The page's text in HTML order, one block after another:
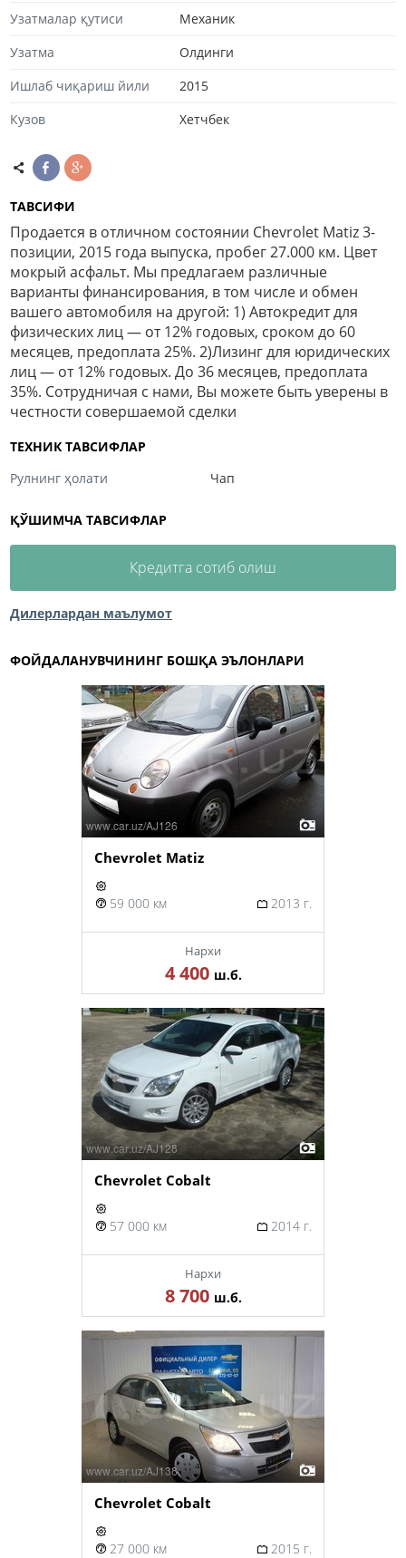
Узатмалар қутиси
Механик
Узатма
Олдинги
Ишлаб чиқариш йили
2015
Кузов
Хетчбек
ТАВСИФИ
Продается в отличном состоянии Chevrolet Matiz 3-
позиции, 2015 года выпуска, пробег 27.000 км. Цвет
мокрый асфальт. Мы предлагаем различные
варианты финансирования, в том числе и обмен
вашего автомобиля на другой: 1) Автокредит для
физических лиц — от 12% годовых, сроком до 60
месяцев, предоплата 25%. 2)Лизинг для юридических
лиц — от 12% годовых. До 36 месяцев, предоплата
35%. Сотрудничая с нами, Вы можете быть уверены в
честности совершаемой сделки
ТЕХНИК ТАВСИФЛАР
Рулнинг ҳолати
Чап
ҚЎШИМЧА ТАВСИФЛАР
Кредитга сотиб олиш
Дилерлардан маълумот
ФОЙДАЛАНУВЧИНИНГ БОШҚА ЭЪЛОНЛАРИ
Chevrolet Matiz
59 000 км 2013 г.
Нархи
4 400 ш.б.
Chevrolet Cobalt
57 000 км 2014 г.
Нархи
8 700 ш.б.
Chevrolet Cobalt
27 000 км 2015 г.